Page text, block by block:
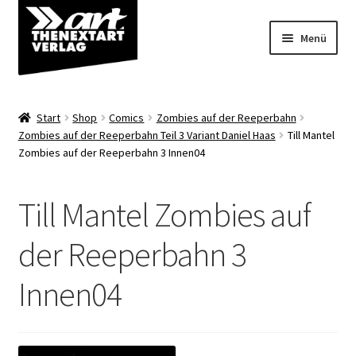
Zur
Navigation
springen
Zum
Inhalt
springen
Menü
Shop
Start Shop Comics
Zombies auf der Reeperbahn
Zombies auf der Reeperbahn Teil 3 Variant Daniel Haas
Till Mantel
Zombies auf der Reeperbahn 3 Innen04
Till Mantel Zombies auf
der Reeperbahn 3
Innen04